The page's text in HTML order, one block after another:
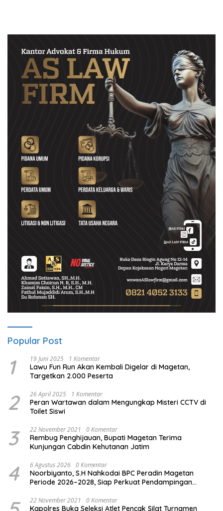
Popular Post
1 19 Juni 2025 1 Komentar
Lawu Fun Run Akan Kembali Digelar di Magetan,
Targetkan 2.000 Peserta
2 26 April 2025 1 Komentar
Peran Wartawan dalam Mengungkap Misteri CCTV di
Toilet Siswi
3 22 November 2021 0 Komentar
Rembug Penghijauan, Bupati Magetan Terima
Kunjungan Cabdin Kehutanan Jatim
4 6 Agustus 2026 0 Komentar
Noorbiyanto, S.H Nahkodai BPC Peradin Magetan
Periode 2026–2028, Siap Perkuat Pendampingan
22 November 2021 0 Komentar
Kapolres Buka Seleksi Atlet Pencak Silat Turnamen